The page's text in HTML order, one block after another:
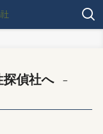
探偵社へ
–